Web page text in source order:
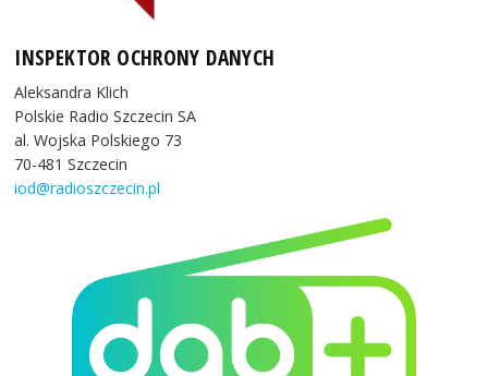
INSPEKTOR OCHRONY DANYCH
Aleksandra Klich
Polskie Radio Szczecin SA
al. Wojska Polskiego 73
70-481 Szczecin
iod@radioszczecin.pl